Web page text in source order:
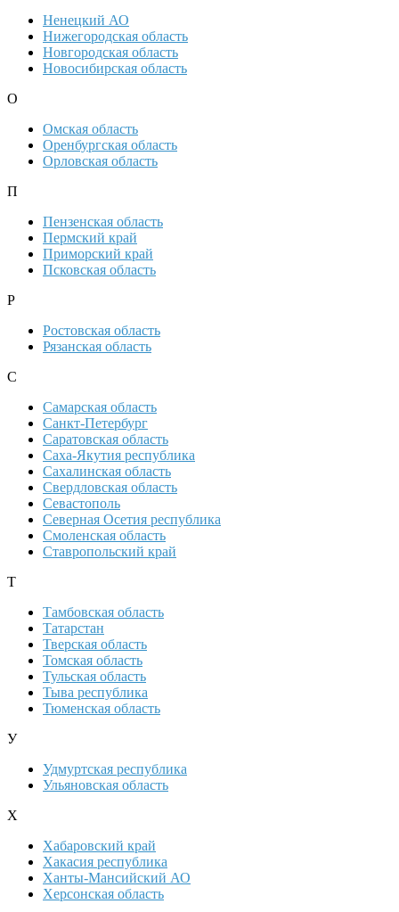
Ненецкий АО
Нижегородская область
Новгородская область
Новосибирская область
О
Омская область
Оренбургская область
Орловская область
П
Пензенская область
Пермский край
Приморский край
Псковская область
Р
Ростовская область
Рязанская область
С
Самарская область
Санкт-Петербург
Саратовская область
Саха-Якутия республика
Сахалинская область
Свердловская область
Севастополь
Северная Осетия республика
Смоленская область
Ставропольский край
Т
Тамбовская область
Татарстан
Тверская область
Томская область
Тульская область
Тыва республика
Тюменская область
У
Удмуртская республика
Ульяновская область
Х
Хабаровский край
Хакасия республика
Ханты-Мансийский АО
Херсонская область